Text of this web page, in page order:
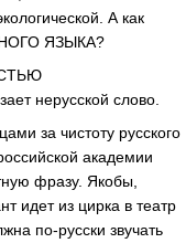
А как
ЯЗЫКА?
нерусской слово.
за чистоту русского
академии
фразу. Якобы,
идет из цирка в театр
по-русски звучать